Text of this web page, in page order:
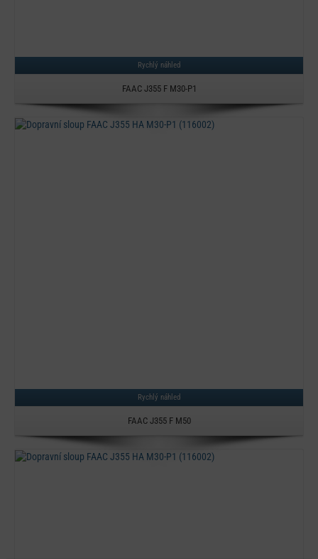
Rychlý náhled
FAAC J355 F M30-P1
Rychlý náhled
FAAC J355 F M50